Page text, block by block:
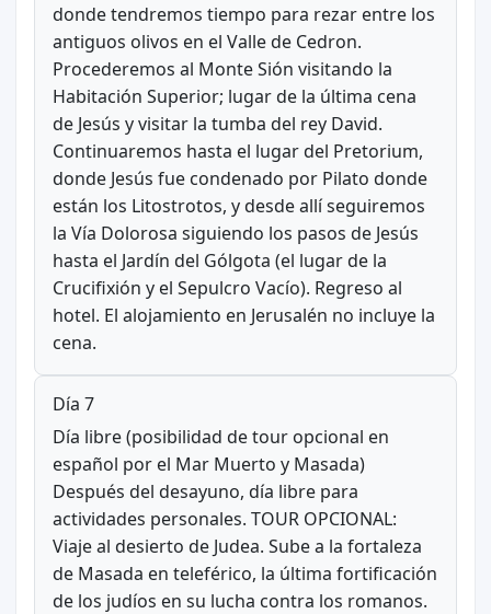
donde tendremos tiempo para rezar entre los
antiguos olivos en el Valle de Cedron.
Procederemos al Monte Sión visitando la
Habitación Superior; lugar de la última cena
de Jesús y visitar la tumba del rey David.
Continuaremos hasta el lugar del Pretorium,
donde Jesús fue condenado por Pilato donde
están los Litostrotos, y desde allí seguiremos
la Vía Dolorosa siguiendo los pasos de Jesús
hasta el Jardín del Gólgota (el lugar de la
Crucifixión y el Sepulcro Vacío). Regreso al
hotel. El alojamiento en Jerusalén no incluye la
cena.
Día 7
Día libre (posibilidad de tour opcional en
español por el Mar Muerto y Masada)
Después del desayuno, día libre para
actividades personales. TOUR OPCIONAL:
Viaje al desierto de Judea. Sube a la fortaleza
de Masada en teleférico, la última fortificación
de los judíos en su lucha contra los romanos.